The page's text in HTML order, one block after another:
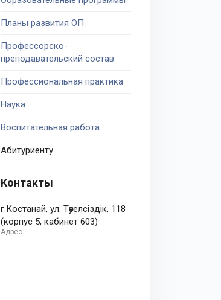
Планы развития ОП
Профессорско-
преподавательский состав
Профессиональная практика
Наука
Воспитательная работа
Абитуриенту
Контакты
г.Костанай, ул. Тәуелсіздік, 118
(корпус 5, кабинет 603)
Адрес